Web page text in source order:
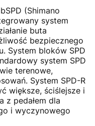
(Shimano
system
buta
bezpiecznego
System bloków SPD
system SPD
terenowe,
System SPD-R
większe, ściślejsze i
z pedałem dla
i wyczynowego